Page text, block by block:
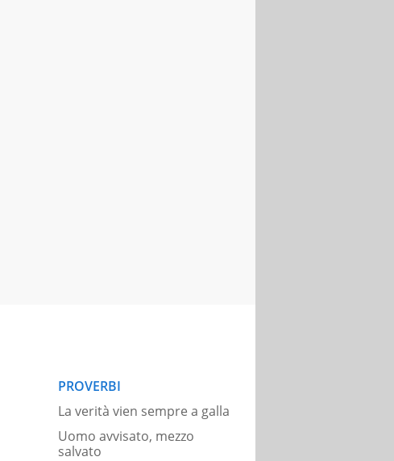
PROVERBI
La verità vien sempre a galla
Uomo avvisato, mezzo
salvato